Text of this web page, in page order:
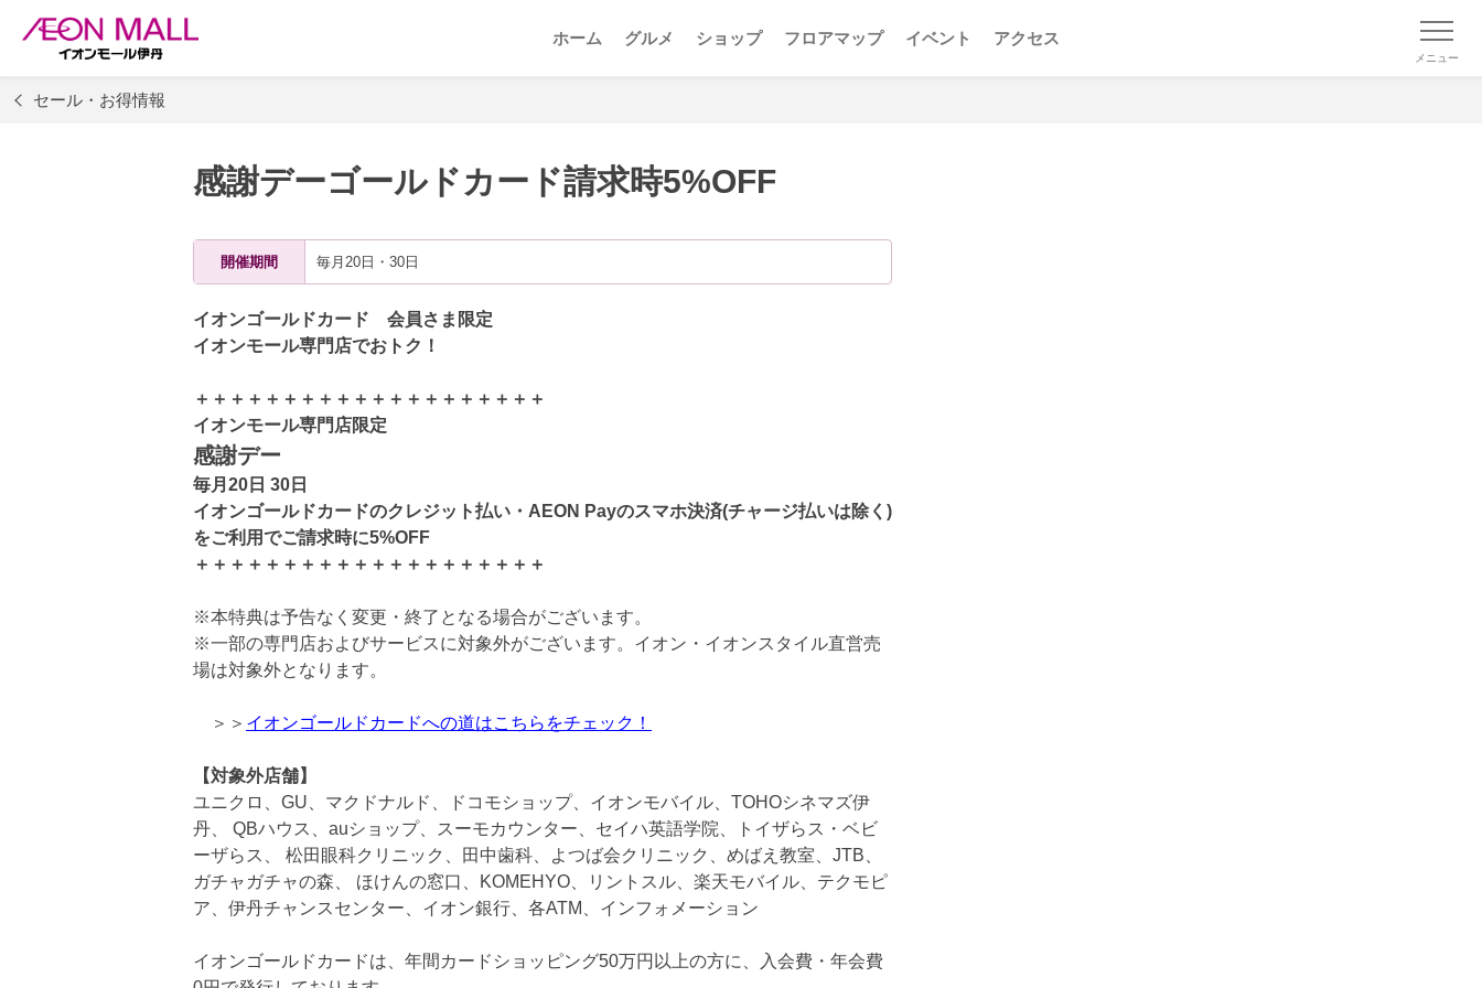
ホーム グルメ ショップ フロアマップ イベント アクセス
メニュー
セール・お得情報
感謝デーゴールドカード請求時5%OFF
開催期間 毎月20日・30日
イオンゴールドカード 会員さま限定
イオンモール専門店でおトク！
＋＋＋＋＋＋＋＋＋＋＋＋＋＋＋＋＋＋＋＋
イオンモール専門店限定
感謝デー
毎月20日 30日
イオンゴールドカードのクレジット払い・AEON Payのスマホ決済(チャージ払いは除く)
をご利用でご請求時に5%OFF
＋＋＋＋＋＋＋＋＋＋＋＋＋＋＋＋＋＋＋＋
※本特典は予告なく変更・終了となる場合がございます。
※一部の専門店およびサービスに対象外がございます。イオン・イオンスタイル直営売
場は対象外となります。
＞＞ イオンゴールドカードへの道はこちらをチェック！
【対象外店舗】
ユニクロ、GU、マクドナルド、ドコモショップ、イオンモバイル、TOHOシネマズ伊
丹、 QBハウス、auショップ、スーモカウンター、セイハ英語学院、トイザらス・ベビ
ーザらス、 松田眼科クリニック、田中歯科、よつば会クリニック、めばえ教室、JTB、
ガチャガチャの森、 ほけんの窓口、KOMEHYO、リントスル、楽天モバイル、テクモピ
ア、伊丹チャンスセンター、イオン銀行、各ATM、インフォメーション
イオンゴールドカードは、年間カードショッピング50万円以上の方に、入会費・年会費